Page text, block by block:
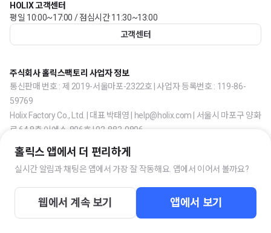
HOLIX 고객센터
평일 10:00~17:00 / 점심시간 11:30~13:00
고객센터
주식회사 홀릭스팩토리 사업자 정보
통신판매 번호 : 제 2019-서울마포-2322호 | 사업자 등록번호 : 119-86-
59769
Holix Factory Co., Ltd. | 대표 박태영 | help@holix.com | 서울시 마포구 양화
로 64 8층 이에스-806호 | 02-883-0806
홀릭스 앱에서 더 편리하게
실시간 알림과 채팅은 앱에서 가장 잘 작동해요. 앱에서 이어서 볼까요?
웹에서 계속 보기 앱에서 보기